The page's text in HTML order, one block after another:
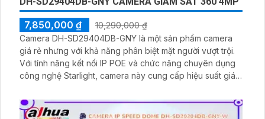
7,850,000 ₫
10,290,000 ₫
Camera DH-SD29404DB-GNY là một sản phẩm camera
giá rẻ nhưng với khả năng phân biệt mặt người vượt trội.
Với tính năng kết nối IP POE và chức năng chuyên dụng
công nghệ Starlight, camera này cung cấp hiệu suất giám
sử dụng đơn giản, ổn định và an toàn, camera này đáng
để cân nhắc cho các ứng dụng giám sát an ninh.